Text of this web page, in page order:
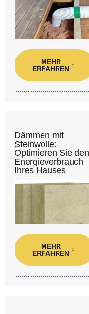
MEHR
ERFAHREN
Dämmen mit
Steinwolle:
Optimieren Sie den
Energieverbrauch
Ihres Hauses
MEHR
ERFAHREN